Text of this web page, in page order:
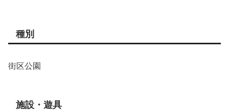
種別
街区公園
施設・遊具